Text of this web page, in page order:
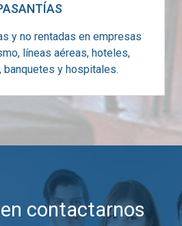
y no rentadas en empresas
líneas aéreas, hoteles,
banquetes y hospitales.
contactarnos